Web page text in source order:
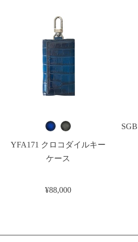
YFA171 クロコダイルキー
ケース
¥88,000